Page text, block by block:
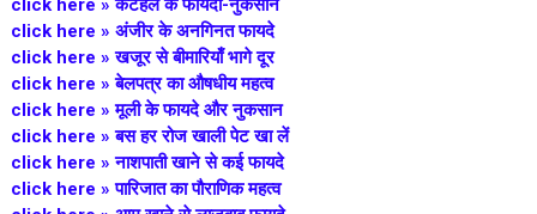
click here »कटहल के फायदा-नुकसान
click here » अंजीर के अनगिनत फायदे
click here »खजूर से बीमारियाँ भागे दूर
click here »बेलपत्र का औषधीय महत्व
click here »मूली के फायदे और नुकसान
click here »बस हर रोज खाली पेट खा लें
click here »नाशपाती खाने से कई फायदे
click here »पारिजात का पौराणिक महत्व